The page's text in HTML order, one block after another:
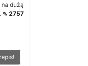
na dużą
⇖ 2757